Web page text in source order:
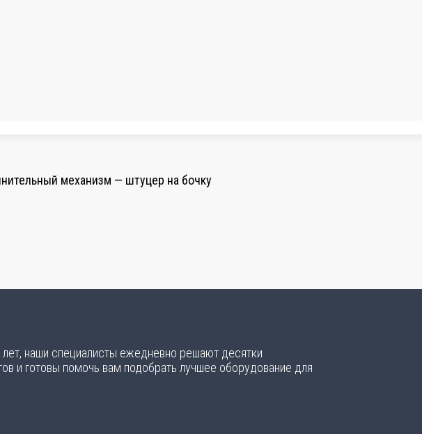
механизм — штуцер на бочку
наши специалисты ежедневно решают десятки
и готовы помочь вам подобрать лучшее оборудование для